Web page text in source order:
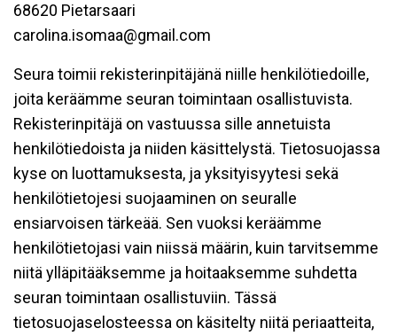
68620 Pietarsaari
carolina.isomaa@gmail.com
Seura toimii rekisterinpitäjänä niille henkilötiedoille,
joita keräämme seuran toimintaan osallistuvista.
Rekisterinpitäjä on vastuussa sille annetuista
henkilötiedoista ja niiden käsittelystä. Tietosuojassa
kyse on luottamuksesta, ja yksityisyytesi sekä
henkilötietojesi suojaaminen on seuralle
ensiarvoisen tärkeää. Sen vuoksi keräämme
henkilötietojasi vain niissä määrin, kuin tarvitsemme
niitä ylläpitääksemme ja hoitaaksemme suhdetta
seuran toimintaan osallistuviin. Tässä
tietosuojaselosteessa on käsitelty niitä periaatteita,